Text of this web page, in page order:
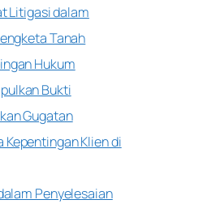
Litigasi dalam
Tanah
Hukum
Bukti
Gugatan
Kepentingan Klien di
Penyelesaian